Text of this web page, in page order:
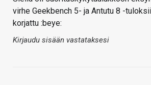
virhe Geekbench 5- ja Antutu 8 -
korjattu :beye:
Kirjaudu sisään vastataksesi